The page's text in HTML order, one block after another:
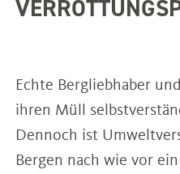
Echte Bergliebhaber
ihren Müll
Dennoch ist
Bergen nach wie vor